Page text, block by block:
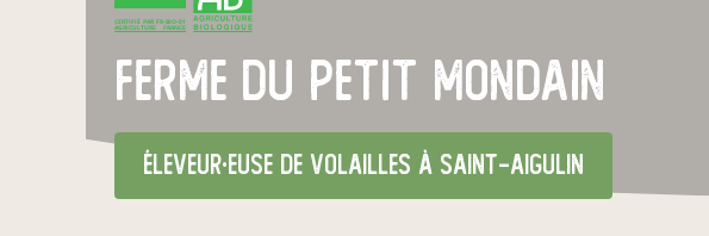
Ferme du Petit Mondain
CERTIFIÉ PAR FR-BIO-01
AGRICULTURE FRANCE
éleveur·euse de volailles à Saint-Aigulin